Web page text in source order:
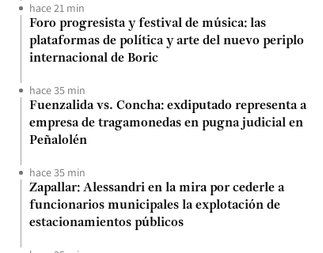
hace 21 min
Foro progresista y festival de música: las
plataformas de política y arte del nuevo periplo
internacional de Boric
hace 35 min
Fuenzalida vs. Concha: exdiputado representa a
empresa de tragamonedas en pugna judicial en
Peñalolén
hace 35 min
Zapallar: Alessandri en la mira por cederle a
funcionarios municipales la explotación de
estacionamientos públicos